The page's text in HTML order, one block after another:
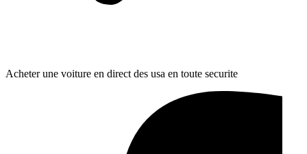
Acheter une voiture en direct des usa en toute securite